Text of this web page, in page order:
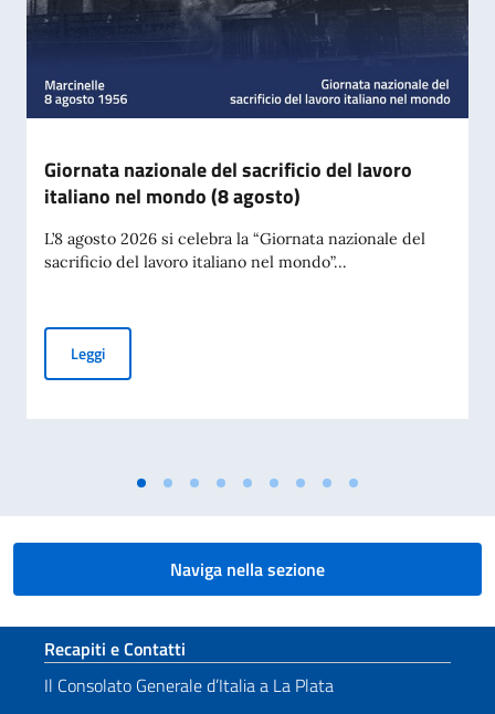
Giornata nazionale del sacrificio del lavoro
italiano nel mondo (8 agosto)
L’8 agosto 2026 si celebra la “Giornata nazionale del
sacrificio del lavoro italiano nel mondo”...
LeggiGiornata nazionale del sacrificio del lavoro italiano nel
Naviga nella sezione
Sezione footer
Recapiti e Contatti
Il Consolato Generale d’Italia a La Plata